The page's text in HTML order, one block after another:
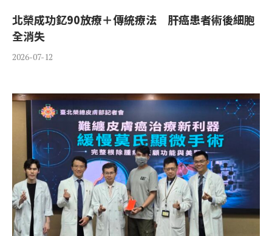
北榮成功釔90放療＋傳統療法 肝癌患者術後細胞
全消失
2026-07-12